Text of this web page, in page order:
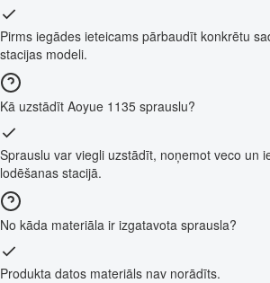
Pirms iegādes ieteicams pārbaudīt konkrētu
stacijas modeli.
Kā uzstādīt Aoyue 1135 sprauslu?
Sprauslu var viegli uzstādīt, noņemot veco un
lodēšanas stacijā.
No kāda materiāla ir izgatavota sprausla?
Produkta datos materiāls nav norādīts.